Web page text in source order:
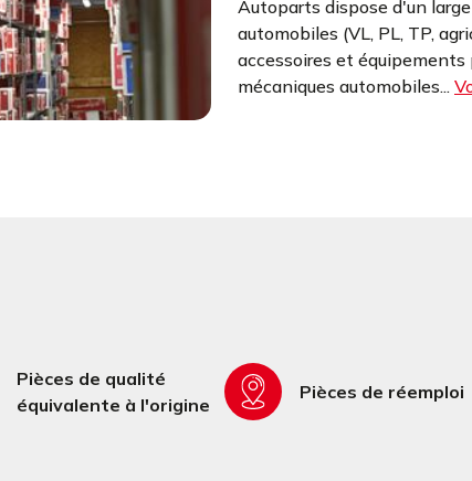
Autoparts dispose d'un
automobiles (VL, PL, TP,
accessoires et
mécaniques automobiles...
Pièces de qualité
équivalente à l'origine
Pièces de réemploi